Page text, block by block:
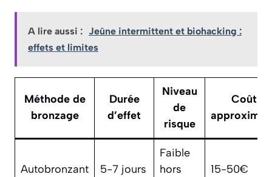
A lire aussi : Jeûne intermittent et biohacking :
effets et limites
Méthode de
bronzage
Durée
d’effet
Niveau
de
risque
Coût
Autobronzant 5-7 jours
Faible
hors
15-50€